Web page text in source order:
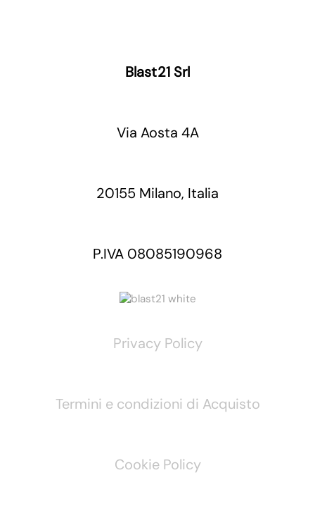
Blast21 Srl
Via Aosta 4A
20155 Milano, Italia
P.IVA 08085190968
Privacy Policy
Termini e condizioni di Acquisto
Cookie Policy